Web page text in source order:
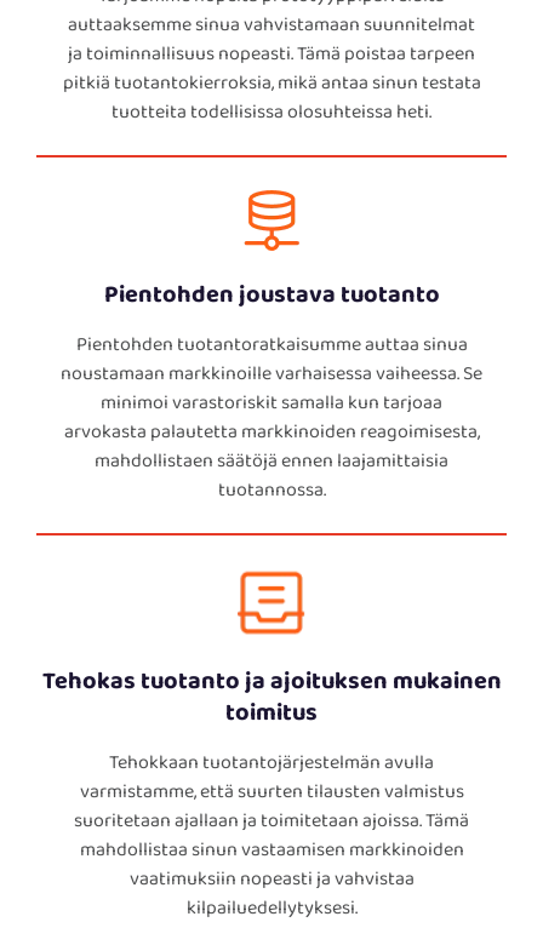
auttaaksemme sinua vahvistamaan suunnitelmat
ja toiminnallisuus nopeasti. Tämä poistaa tarpeen
pitkiä tuotantokierroksia, mikä antaa sinun testata
tuotteita todellisissa olosuhteissa heti.
Pientohden joustava tuotanto
Pientohden tuotantoratkaisumme auttaa sinua
noustamaan markkinoille varhaisessa vaiheessa. Se
minimoi varastoriskit samalla kun tarjoaa
arvokasta palautetta markkinoiden reagoimisesta,
mahdollistaen säätöjä ennen laajamittaisia
tuotannossa.
Tehokas tuotanto ja ajoituksen mukainen
toimitus
Tehokkaan tuotantojärjestelmän avulla
varmistamme, että suurten tilausten valmistus
suoritetaan ajallaan ja toimitetaan ajoissa. Tämä
mahdollistaa sinun vastaamisen markkinoiden
vaatimuksiin nopeasti ja vahvistaa
kilpailuedellytyksesi.